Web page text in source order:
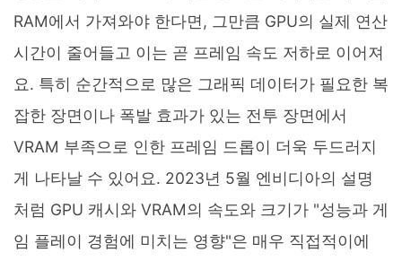
RAM에서 가져와야 한다면, 그만큼 GPU의 실제 연산
시간이 줄어들고 이는 곧 프레임 속도 저하로 이어져
요. 특히 순간적으로 많은 그래픽 데이터가 필요한 복
잡한 장면이나 폭발 효과가 있는 전투 장면에서
VRAM 부족으로 인한 프레임 드롭이 더욱 두드러지
게 나타날 수 있어요. 2023년 5월 엔비디아의 설명
처럼 GPU 캐시와 VRAM의 속도와 크기가 "성능과 게
임 플레이 경험에 미치는 영향"은 매우 직접적이에